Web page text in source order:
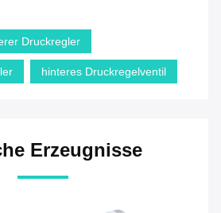
Druckregler
hinteres Druckregelventil
Erzeugnisse